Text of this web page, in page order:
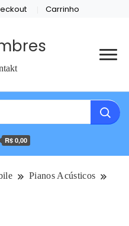
Carrinho
R$ 0,00
Pianos Acústicos